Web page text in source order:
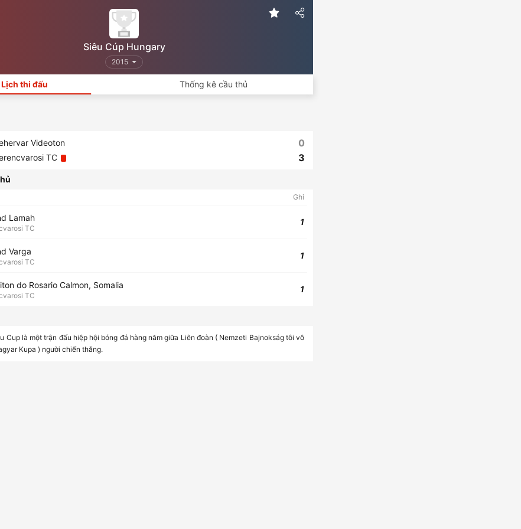
Siêu Cúp Hungary
2015
Lịch thi đấu Thống kê cầu thủ
Videoton
TC
0
3
Ghi
Lamah
TC
1
Varga
TC
1
do Rosario Calmon, Somalia
TC
1
Cup là một trận đấu hiệp hội bóng đá hàng năm giữa Liên đoàn ( Nemzeti Bajnokság tôi vô
Kupa ) người chiến thắng.